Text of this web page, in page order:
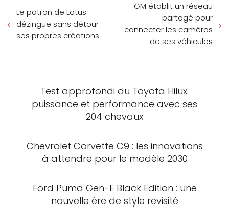
Le patron de Lotus
dézingue sans détour
ses propres créations
GM établit un réseau
partagé pour
connecter les caméras
de ses véhicules
Test approfondi du Toyota Hilux:
puissance et performance avec ses
204 chevaux
Chevrolet Corvette C9 : les innovations
à attendre pour le modèle 2030
Ford Puma Gen-E Black Edition : une
nouvelle ère de style revisité